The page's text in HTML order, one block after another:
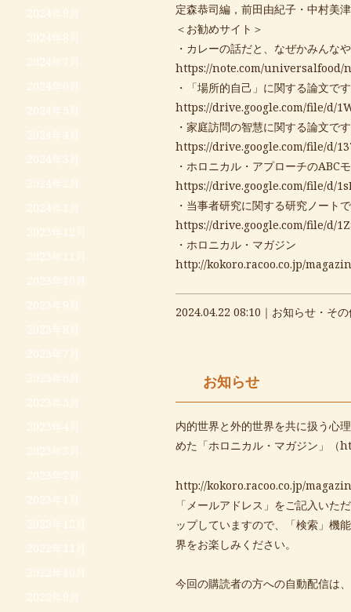
2024年9月
2024年8月
2024年7月
2024年6月
2024年5月
2024年4月
2024年3月
2024年2月
2024年1月
2023年12月
2023年11月
2023年10月
2023年9月
2023年8月
2023年7月
2023年6月
2023年5月
2023年4月
2023年3月
2023年2月
2023年1月
2022年12月
2022年11月
2022年10月
2022年9月
定森恭司編，前田由紀子・中村美
＜お勧めサイト＞
・カレーの話だと、なぜかみんな
https://note.com/universalfood/
・「場所的自己」に関する論文で
https://drive.google.com/file/d/
・家庭訪問の智慧に関する論文で
https://drive.google.com/file/d/
・ホロニカル・アプローチのABC
https://drive.google.com/file/d/
・当事者研究に関する研究ノート
https://drive.google.com/file/d/
・ホロニカル・マガジン
http://kokoro.racoo.co.jp/
2024.04.22 08:10｜ お知らせ・そ
お知らせ
内的世界と外的世界を共に扱う心
めた「ホロニカル・マガジン」（
http://kokoro.racoo.co.jp/
「メールアドレス」をご記入い
ップしていますので、「検索」機
界をお楽しみください。
今回の購読者の方への自動配信は